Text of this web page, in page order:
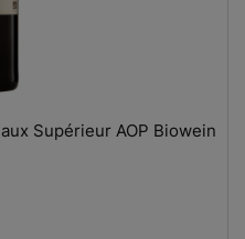
In den Warenkorb
Château du Ballandreau Bordeaux Supérieur AOP Biowein